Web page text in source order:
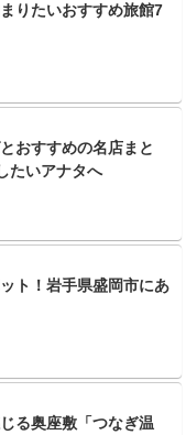
りたいおすすめ旅館7
おすすめの名店まと
たいアナタへ
ト！岩手県盛岡市にあ
る奥座敷「つなぎ温